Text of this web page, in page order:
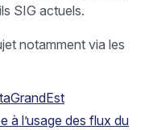
SIG actuels.
notamment via les
à l’usage des flux du